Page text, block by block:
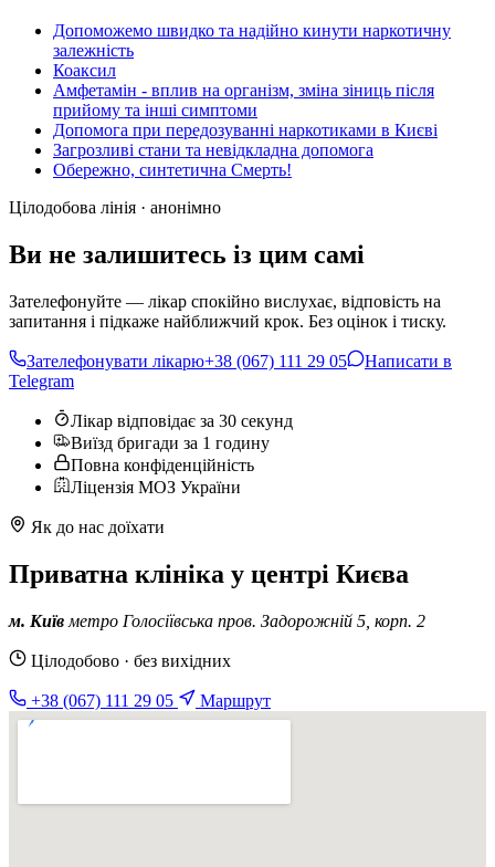
Допоможемо швидко та надійно кинути наркотичну
залежність
Коаксил
Амфетамін - вплив на організм, зміна зіниць після
прийому та інші симптоми
Допомога при передозуванні наркотиками в Києві
Загрозливі стани та невідкладна допомога
Обережно, синтетична Смерть!
Цілодобова лінія · анонімно
Ви не залишитесь із цим самі
Зателефонуйте — лікар спокійно вислухає, відповість на
запитання і підкаже найближчий крок. Без оцінок і тиску.
Зателефонувати лікарю+38 (067) 111 29 05
Написати в
Telegram
Лікар відповідає за 30 секунд
Виїзд бригади за 1 годину
Повна конфіденційність
Ліцензія МОЗ України
Як до нас доїхати
Приватна клініка у центрі Києва
м. Київ метро Голосіївська пров. Задорожній 5, корп. 2
Цілодобово · без вихідних
+38 (067) 111 29 05 Маршрут